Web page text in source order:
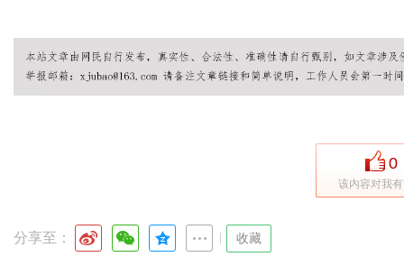
0
该内容对我
分享至： 收藏